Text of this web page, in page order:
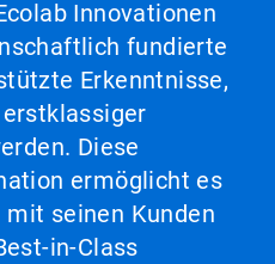
Innovationen
fundierte
Erkenntnisse,
Diese
ermöglicht es
seinen Kunden
in-Class